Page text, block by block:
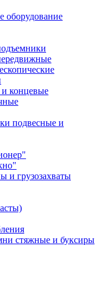
оборудование
концевые
подвесные и
и грузозахваты
стяжные и буксиры